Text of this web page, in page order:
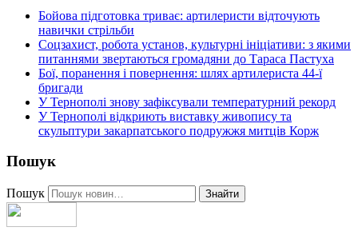
Бойова підготовка триває: артилеристи відточують
навички стрільби
Соцзахист, робота установ, культурні ініціативи: з якими
питаннями звертаються громадяни до Тараса Пастуха
Бої, поранення і повернення: шлях артилериста 44-ї
бригади
У Тернополі знову зафіксували температурний рекорд
У Тернополі відкриють виставку живопису та
скульптури закарпатського подружжя митців Корж
Пошук
Пошук Знайти